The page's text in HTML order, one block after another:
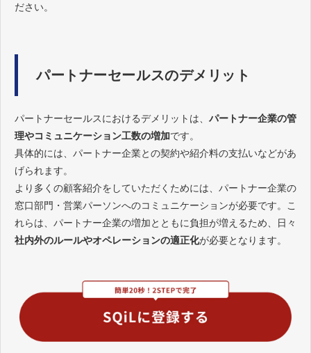
ださい。
パートナーセールスのデメリット
パートナーセールスにおけるデメリットは、 パートナー企業の管
理やコミュニケーション工数の増加です。
具体的には、パートナー企業との契約や紹介料の支払いなどがあ
げられます。
より多くの顧客紹介をしていただくためには、パートナー企業の
窓口部門・営業パーソンへのコミュニケーションが必要です。こ
れらは、パートナー企業の増加とともに負担が増えるため、日々
社内外のルールやオペレーションの適正化が必要となります。